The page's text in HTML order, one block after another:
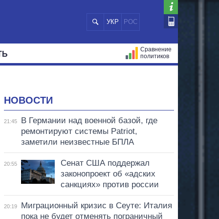
УКР РОС
Сравнение
политиков
НОВОСТИ
21:45
В Германии над военной базой, где
ремонтируют системы Patriot,
заметили неизвестные БПЛА
20:55
Сенат США поддержал
законопроект об «адских
санкциях» против россии
20:19
Миграционный кризис в Сеуте: Италия
пока не будет отменять пограничный